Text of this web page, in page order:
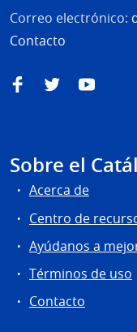
Correo electrónico:
Contacto
FacebookTwitterYouTube
Sobre el
Acerca de
Centro de
Ayúdanos a
Términos de uso
Contacto